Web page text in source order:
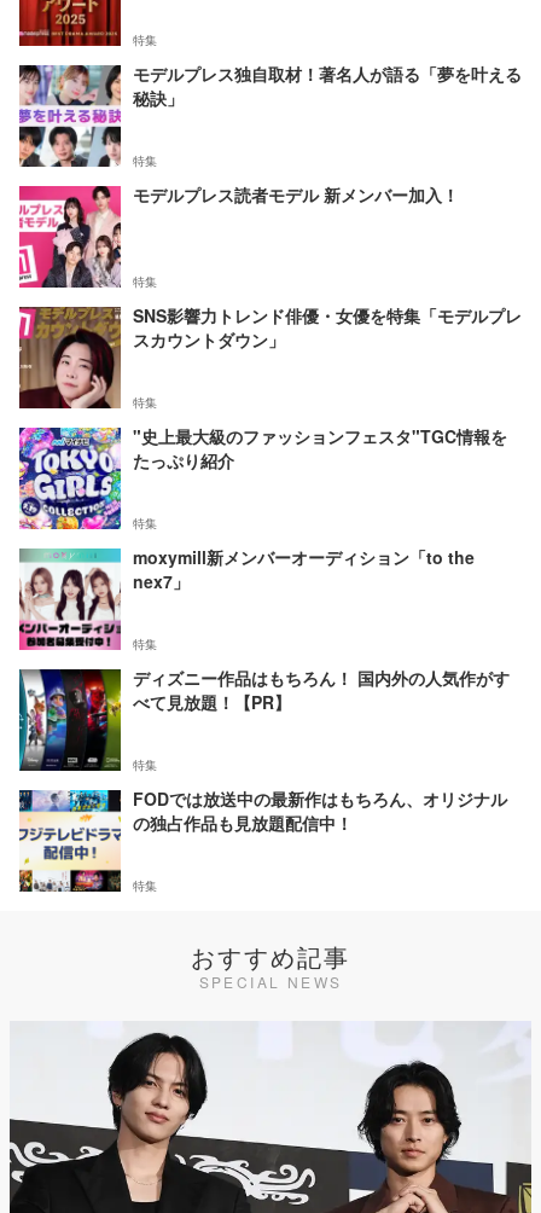
特集
モデルプレス独自取材！著名人が語る「夢を叶える
秘訣」
特集
モデルプレス読者モデル 新メンバー加入！
特集
SNS影響力トレンド俳優・女優を特集「モデルプレ
スカウントダウン」
特集
"史上最大級のファッションフェスタ"TGC情報を
たっぷり紹介
特集
moxymill新メンバーオーディション「to the
nex7」
特集
ディズニー作品はもちろん！ 国内外の人気作がす
べて見放題！【PR】
特集
FODでは放送中の最新作はもちろん、オリジナル
の独占作品も見放題配信中！
特集
おすすめ記事
SPECIAL NEWS